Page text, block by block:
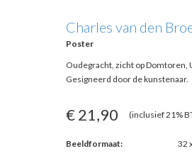
Charles van den
Poster
Oudegracht, zicht op Domtoren,
Gesigneerd door de kunstenaar.
€ 21,90 (inclusief 21%
Beeldformaat: 32